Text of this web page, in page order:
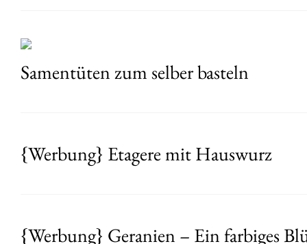
Samentüten zum selber basteln
{Werbung} Etagere mit Hauswurz
{Werbung} Geranien – Ein farbiges